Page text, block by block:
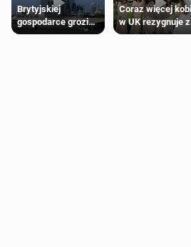
Brytyjskiej
gospodarce grozi
recesja, jeśli
Coraz więcej
w UK rezygnuje z
roli druhny na